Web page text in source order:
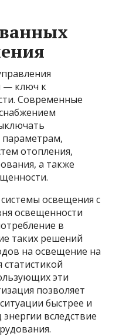
— ключ к
Современные
отопления,
а также
освещения с
освещенности
в
таких решений
на освещение на
статистикой
эти
позволяет
быстрее и
вследствие